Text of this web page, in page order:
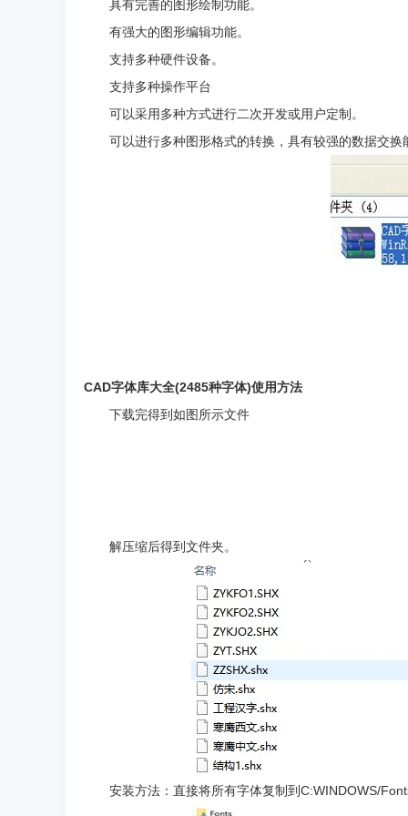
具有完善的图形绘制功能。
有强大的图形编辑功能。
支持多种硬件设备。
支持多种操作平台
可以采用多种方式进行二次开发或用户定制。
可以进行多种图形格式的转换，具有较强的数据交换
CAD字体库大全(2485种字体)使用方法
下载完得到如图所示文件
解压缩后得到文件夹。
安装方法：直接将所有字体复制到C:WINDOWS/